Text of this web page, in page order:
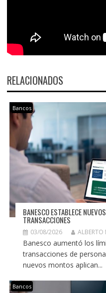
RELACIONADOS
Bancos
BANESCO ESTABLECE
TRANSACCIONES
03/08/2026 ALBERTO
Banesco aumentó los
transacciones de
nuevos montos aplican...
Bancos